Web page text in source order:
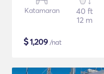
Katamaran
40 ft
12 m
$1,209 /nat